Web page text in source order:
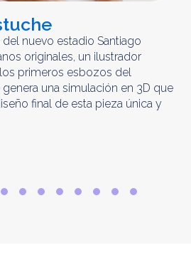
nuevo estadio Santiago
originales, un ilustrador
primeros esbozos del
una simulación en 3D que
final de esta pieza única y